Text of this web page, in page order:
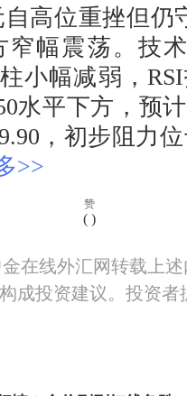
位重挫但仍
窄幅震荡。技
小幅减弱，
水平下方，预
，初步阻力
>>
赞
( )
在线外汇网转载上
成投资建议。投资